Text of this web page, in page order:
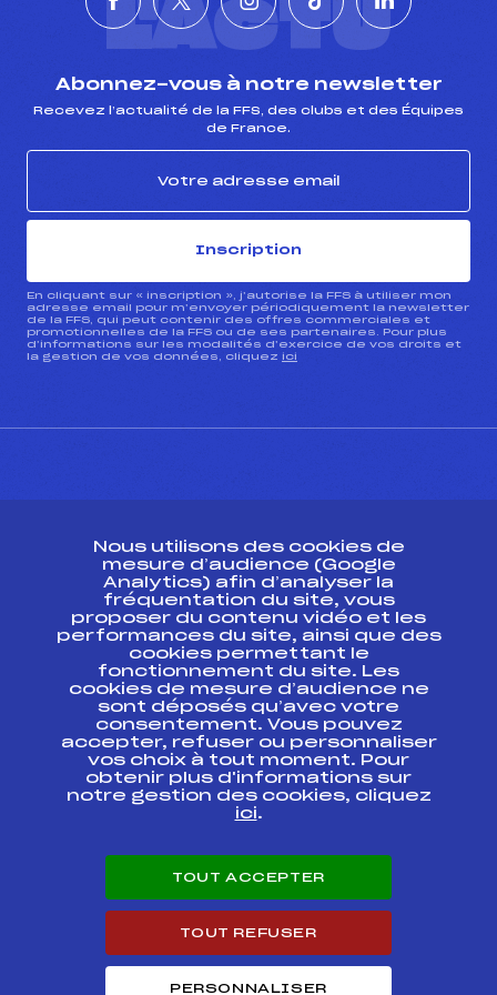
L'ACTU
Abonnez-vous à notre newsletter
Recevez l’actualité de la FFS, des clubs et des Équipes
de France.
Inscription
En cliquant sur « inscription », j’autorise la FFS à utiliser mon
adresse email pour m’envoyer périodiquement la newsletter
de la FFS, qui peut contenir des offres commerciales et
promotionnelles de la FFS ou de ses partenaires. Pour plus
d’informations sur les modalités d’exercice de vos droits et
la gestion de vos données, cliquez ici
Ressources
Pass’Neige
Projet sportif fédéral
Projet de performance fédéral
Antidopage
Pôle Développement, Formation, Suivi
Scientifique
Listes ministérielles
Pôle vie de l’athlète
Enseignement professionnel
Carrières
Nous utilisons des cookies de
mesure d’audience (Google
Analytics) afin d’analyser la
fréquentation du site, vous
proposer du contenu vidéo et les
performances du site, ainsi que des
cookies permettant le
fonctionnement du site. Les
cookies de mesure d’audience ne
sont déposés qu’avec votre
consentement. Vous pouvez
accepter, refuser ou personnaliser
vos choix à tout moment. Pour
obtenir plus d'informations sur
notre gestion des cookies, cliquez
ici.
TOUT ACCEPTER
TOUT REFUSER
PERSONNALISER